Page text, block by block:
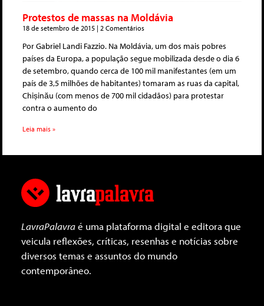
Protestos de massas na Moldávia
18 de setembro de 2015 2 Comentários
Por Gabriel Landi Fazzio. Na Moldávia, um dos mais pobres
países da Europa, a população segue mobilizada desde o dia 6
de setembro, quando cerca de 100 mil manifestantes (em um
país de 3,5 milhões de habitantes) tomaram as ruas da capital,
Chișinău (com menos de 700 mil cidadãos) para protestar
contra o aumento do
Leia mais »
LavraPalavraé uma plataforma digital e editora que
veicula reflexões, críticas, resenhas e notícias sobre
diversos temas e assuntos do mundo
contemporâneo.